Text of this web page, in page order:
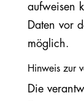
aufweisen
Daten vor
möglich.
Hinweis zur
Die